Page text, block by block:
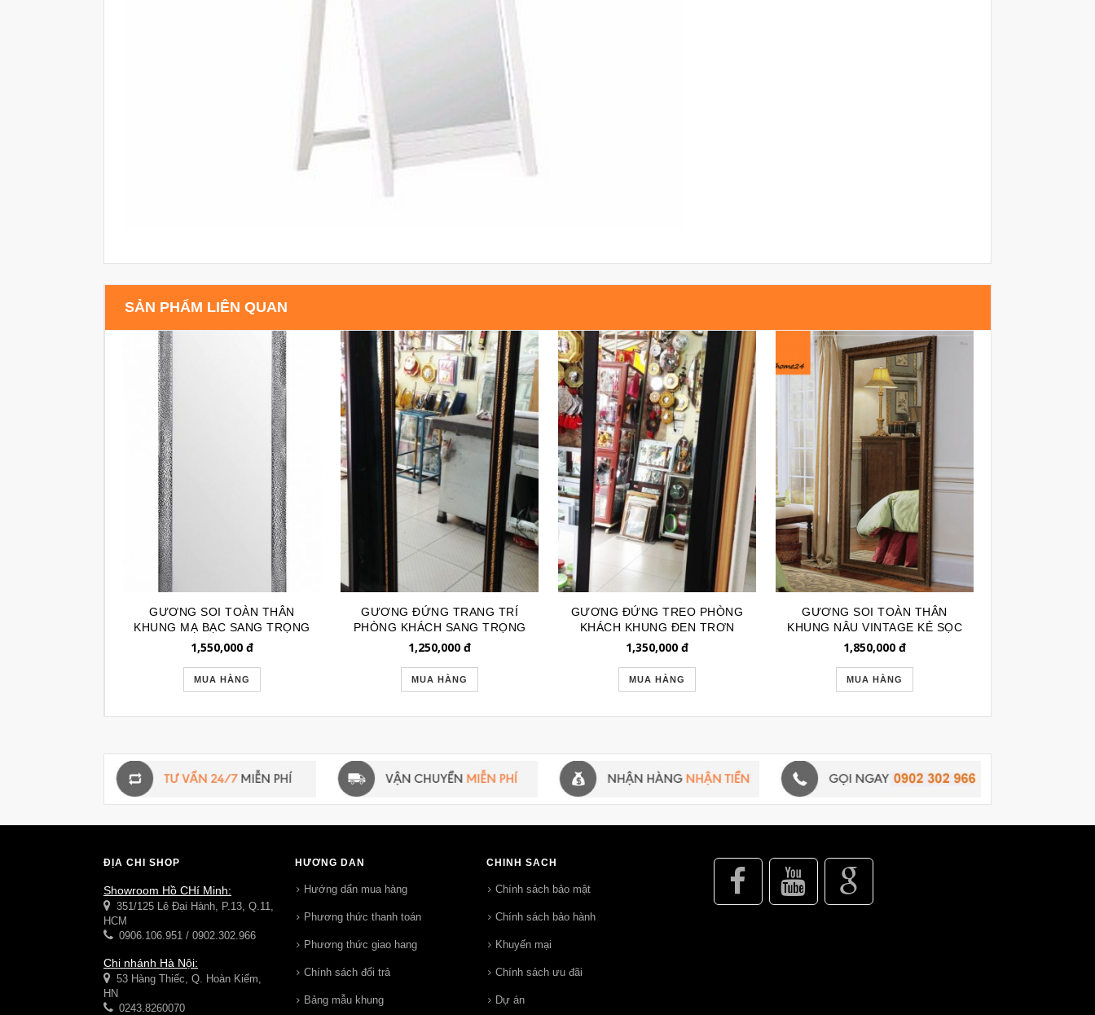
SẢN PHẨM LIÊN QUAN
GƯƠNG SOI TOÀN THÂN
KHUNG MẠ BẠC SANG TRỌNG
GSTT129
1,550,000 đ
MUA HÀNG
GƯƠNG ĐỨNG TRANG TRÍ
PHÒNG KHÁCH SANG TRỌNG
GSTT147
1,250,000 đ
MUA HÀNG
GƯƠNG ĐỨNG TREO PHÒNG
KHÁCH KHUNG ĐEN TRƠN
GSTT123
1,350,000 đ
MUA HÀNG
GƯƠNG SOI TOÀN THÂN
KHUNG NÂU VINTAGE KẺ SỌC
GSTT141
1,850,000 đ
MUA HÀNG
ĐỊA CHỈ SHOP
Showroom Hồ CHí Minh:
351/125 Lê Đại Hành, P.13, Q.11,
HCM
0906.106.951 / 0902.302.966
Chi nhánh Hà Nội:
53 Hàng Thiếc, Q. Hoàn Kiếm,
HN
0243.8260070
HƯỚNG DẪN
Hướng dẩn mua hàng
Phương thức thanh toán
Phương thức giao hang
Chính sách đổi trả
Bảng mẫu khung
CHÍNH SÁCH
Chính sách bảo mật
Chính sách bảo hành
Khuyến mại
Chính sách ưu đãi
Dự án